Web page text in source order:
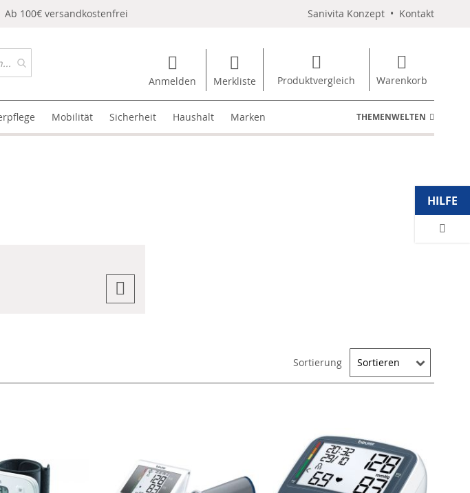
100€ versandkostenfrei Sanivita Konzept • Kontakt
Anmelden Merkliste Produktvergleich Warenkorb
Mobilität Sicherheit Haushalt Marken THEMENWELTEN
Sortierung
HILFE